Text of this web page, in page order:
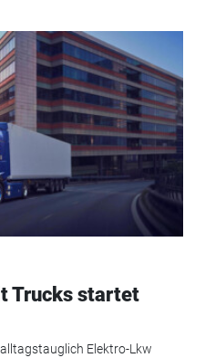
Trucks startet
Elektro-Lkw